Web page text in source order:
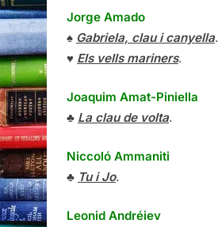
Jorge Amado
♠ Gabriela, clau i canyella.
♥ Els vells mariners.
Joaquim Amat-Piniella
♣ La clau de volta.
Niccoló Ammaniti
♣ Tu i Jo.
Leonid Andréiev